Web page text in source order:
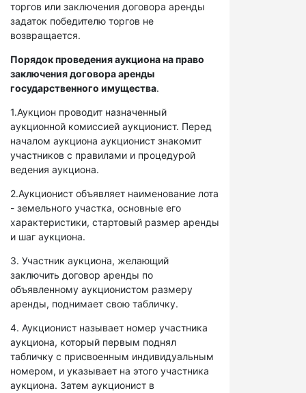
торгов или заключения договора аренды
задаток победителю торгов не
возвращается.
Порядок проведения аукциона на право
заключения договора аренды
государственного имущества.
1.Аукцион проводит назначенный
аукционной комиссией аукционист. Перед
началом аукциона аукционист знакомит
участников с правилами и процедурой
ведения аукциона.
2.Аукционист объявляет наименование лота
- земельного участка, основные его
характеристики, стартовый размер аренды
и шаг аукциона.
3. Участник аукциона, желающий
заключить договор аренды по
объявленному аукционистом размеру
аренды, поднимает свою табличку.
4. Аукционист называет номер участника
аукциона, который первым поднял
табличку с присвоенным индивидуальным
номером, и указывает на этого участника
аукциона. Затем аукционист в